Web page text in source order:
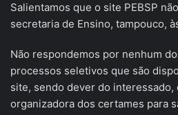
Salientamos que o site PEBSP
secretaria de Ensino, tampouco,
Não respondemos por nenhum
processos seletivos que são
site, sendo dever do
organizadora dos certames para